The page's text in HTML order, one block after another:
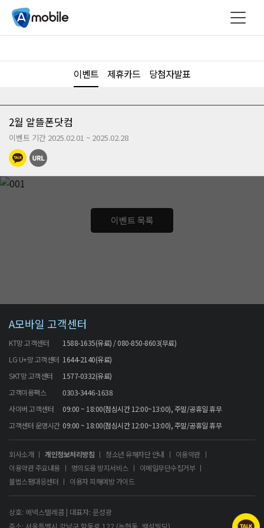
이벤트 제휴카드 당첨자발표
2월 알뜰폰닷컴
이벤트 기간 2025.02.01 ~ 2025.02.28
이벤트 목록
A모바일 고객센터
KT망 고객센터
1588-1635(유료) / 080-850-8603(무료)
LG U+망 고객센터 1644-2140(유료)
SKT망 고객센터
1577-0332(유료)
고객이용팩스
0303-3446-1638
사이버 고객센터
09:00 ~ 18:00(점심시간 12:00~13:00), 주말/공휴일 휴무
고객센터 운영시간 09:00 ~ 18:00(점심시간 12:00~13:00), 주말/공휴일 휴무
회사소개 개인정보처리방침 청소년 유해차단 안내
이용약관
이용약관 주요내용
명의도용 방지서비스
이메일무단수집거부
불법스팸대응센터
이용자 피해예방 가이드
상호: 에넥스텔레콤 | 대표자: 문성광
주소: 서울특별시 강남구 학동로 122 (논현동, 백석빌딩)